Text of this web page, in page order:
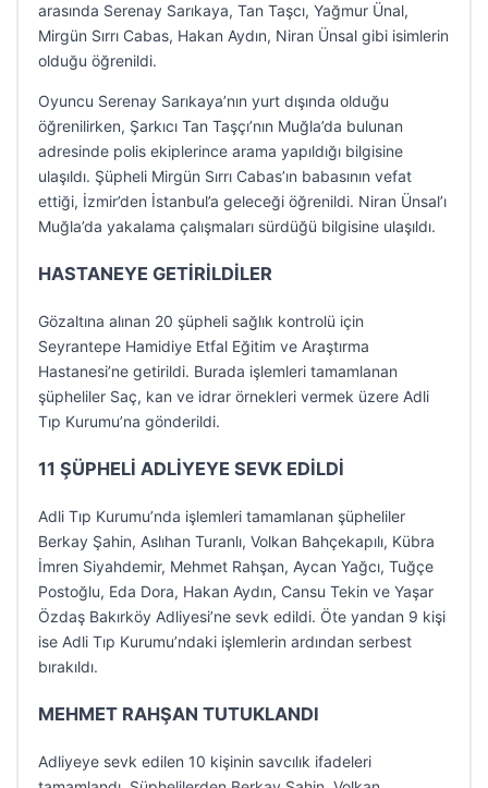
arasında Serenay Sarıkaya, Tan Taşcı, Yağmur Ünal,
Mirgün Sırrı Cabas, Hakan Aydın, Niran Ünsal gibi isimlerin
olduğu öğrenildi.
Oyuncu Serenay Sarıkaya’nın yurt dışında olduğu
öğrenilirken, Şarkıcı Tan Taşçı’nın Muğla’da bulunan
adresinde polis ekiplerince arama yapıldığı bilgisine
ulaşıldı. Şüpheli Mirgün Sırrı Cabas’ın babasının vefat
ettiği, İzmir’den İstanbul’a geleceği öğrenildi. Niran Ünsal’ı
Muğla’da yakalama çalışmaları sürdüğü bilgisine ulaşıldı.
HASTANEYE GETİRİLDİLER
Gözaltına alınan 20 şüpheli sağlık kontrolü için
Seyrantepe Hamidiye Etfal Eğitim ve Araştırma
Hastanesi’ne getirildi. Burada işlemleri tamamlanan
şüpheliler Saç, kan ve idrar örnekleri vermek üzere Adli
Tıp Kurumu’na gönderildi.
11 ŞÜPHELİ ADLİYEYE SEVK EDİLDİ
Adli Tıp Kurumu’nda işlemleri tamamlanan şüpheliler
Berkay Şahin, Aslıhan Turanlı, Volkan Bahçekapılı, Kübra
İmren Siyahdemir, Mehmet Rahşan, Aycan Yağcı, Tuğçe
Postoğlu, Eda Dora, Hakan Aydın, Cansu Tekin ve Yaşar
Özdaş Bakırköy Adliyesi’ne sevk edildi. Öte yandan 9 kişi
ise Adli Tıp Kurumu’ndaki işlemlerin ardından serbest
bırakıldı.
MEHMET RAHŞAN TUTUKLANDI
Adliyeye sevk edilen 10 kişinin savcılık ifadeleri